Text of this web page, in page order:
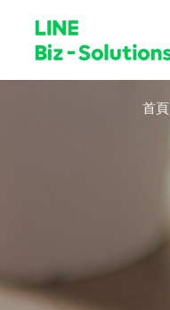
首頁